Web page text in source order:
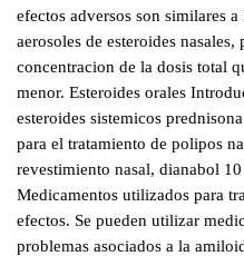
efectos adversos son similares
aerosoles de esteroides
concentracion de la dosis total
menor. Esteroides orales
esteroides sistemicos
para el tratamiento de polipos
revestimiento nasal, dianabol
Medicamentos utilizados para
efectos. Se pueden utilizar
problemas asociados a la